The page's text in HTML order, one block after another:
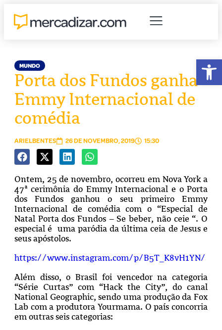
MUNDO
Porta dos Fundos ganha
Emmy Internacional de
comédia
ARIELBENTES 26 DE NOVEMBRO, 2019 15:30
Ontem, 25 de novembro, ocorreu em Nova York a
47ª cerimônia do Emmy Internacional e o Porta
dos Fundos ganhou o seu primeiro Emmy
Internacional de comédia com o “Especial de
Natal Porta dos Fundos – Se beber, não ceie “. O
especial é uma paródia da última ceia de Jesus e
seus apóstolos.
https://www.instagram.com/p/B5T_K8vH1YN/
Além disso, o Brasil foi vencedor na categoria
“Série Curtas” com “Hack the City”, do canal
National Geographic, sendo uma produção da Fox
Lab com a produtora Yourmama. O país concorria
em outras seis categorias: